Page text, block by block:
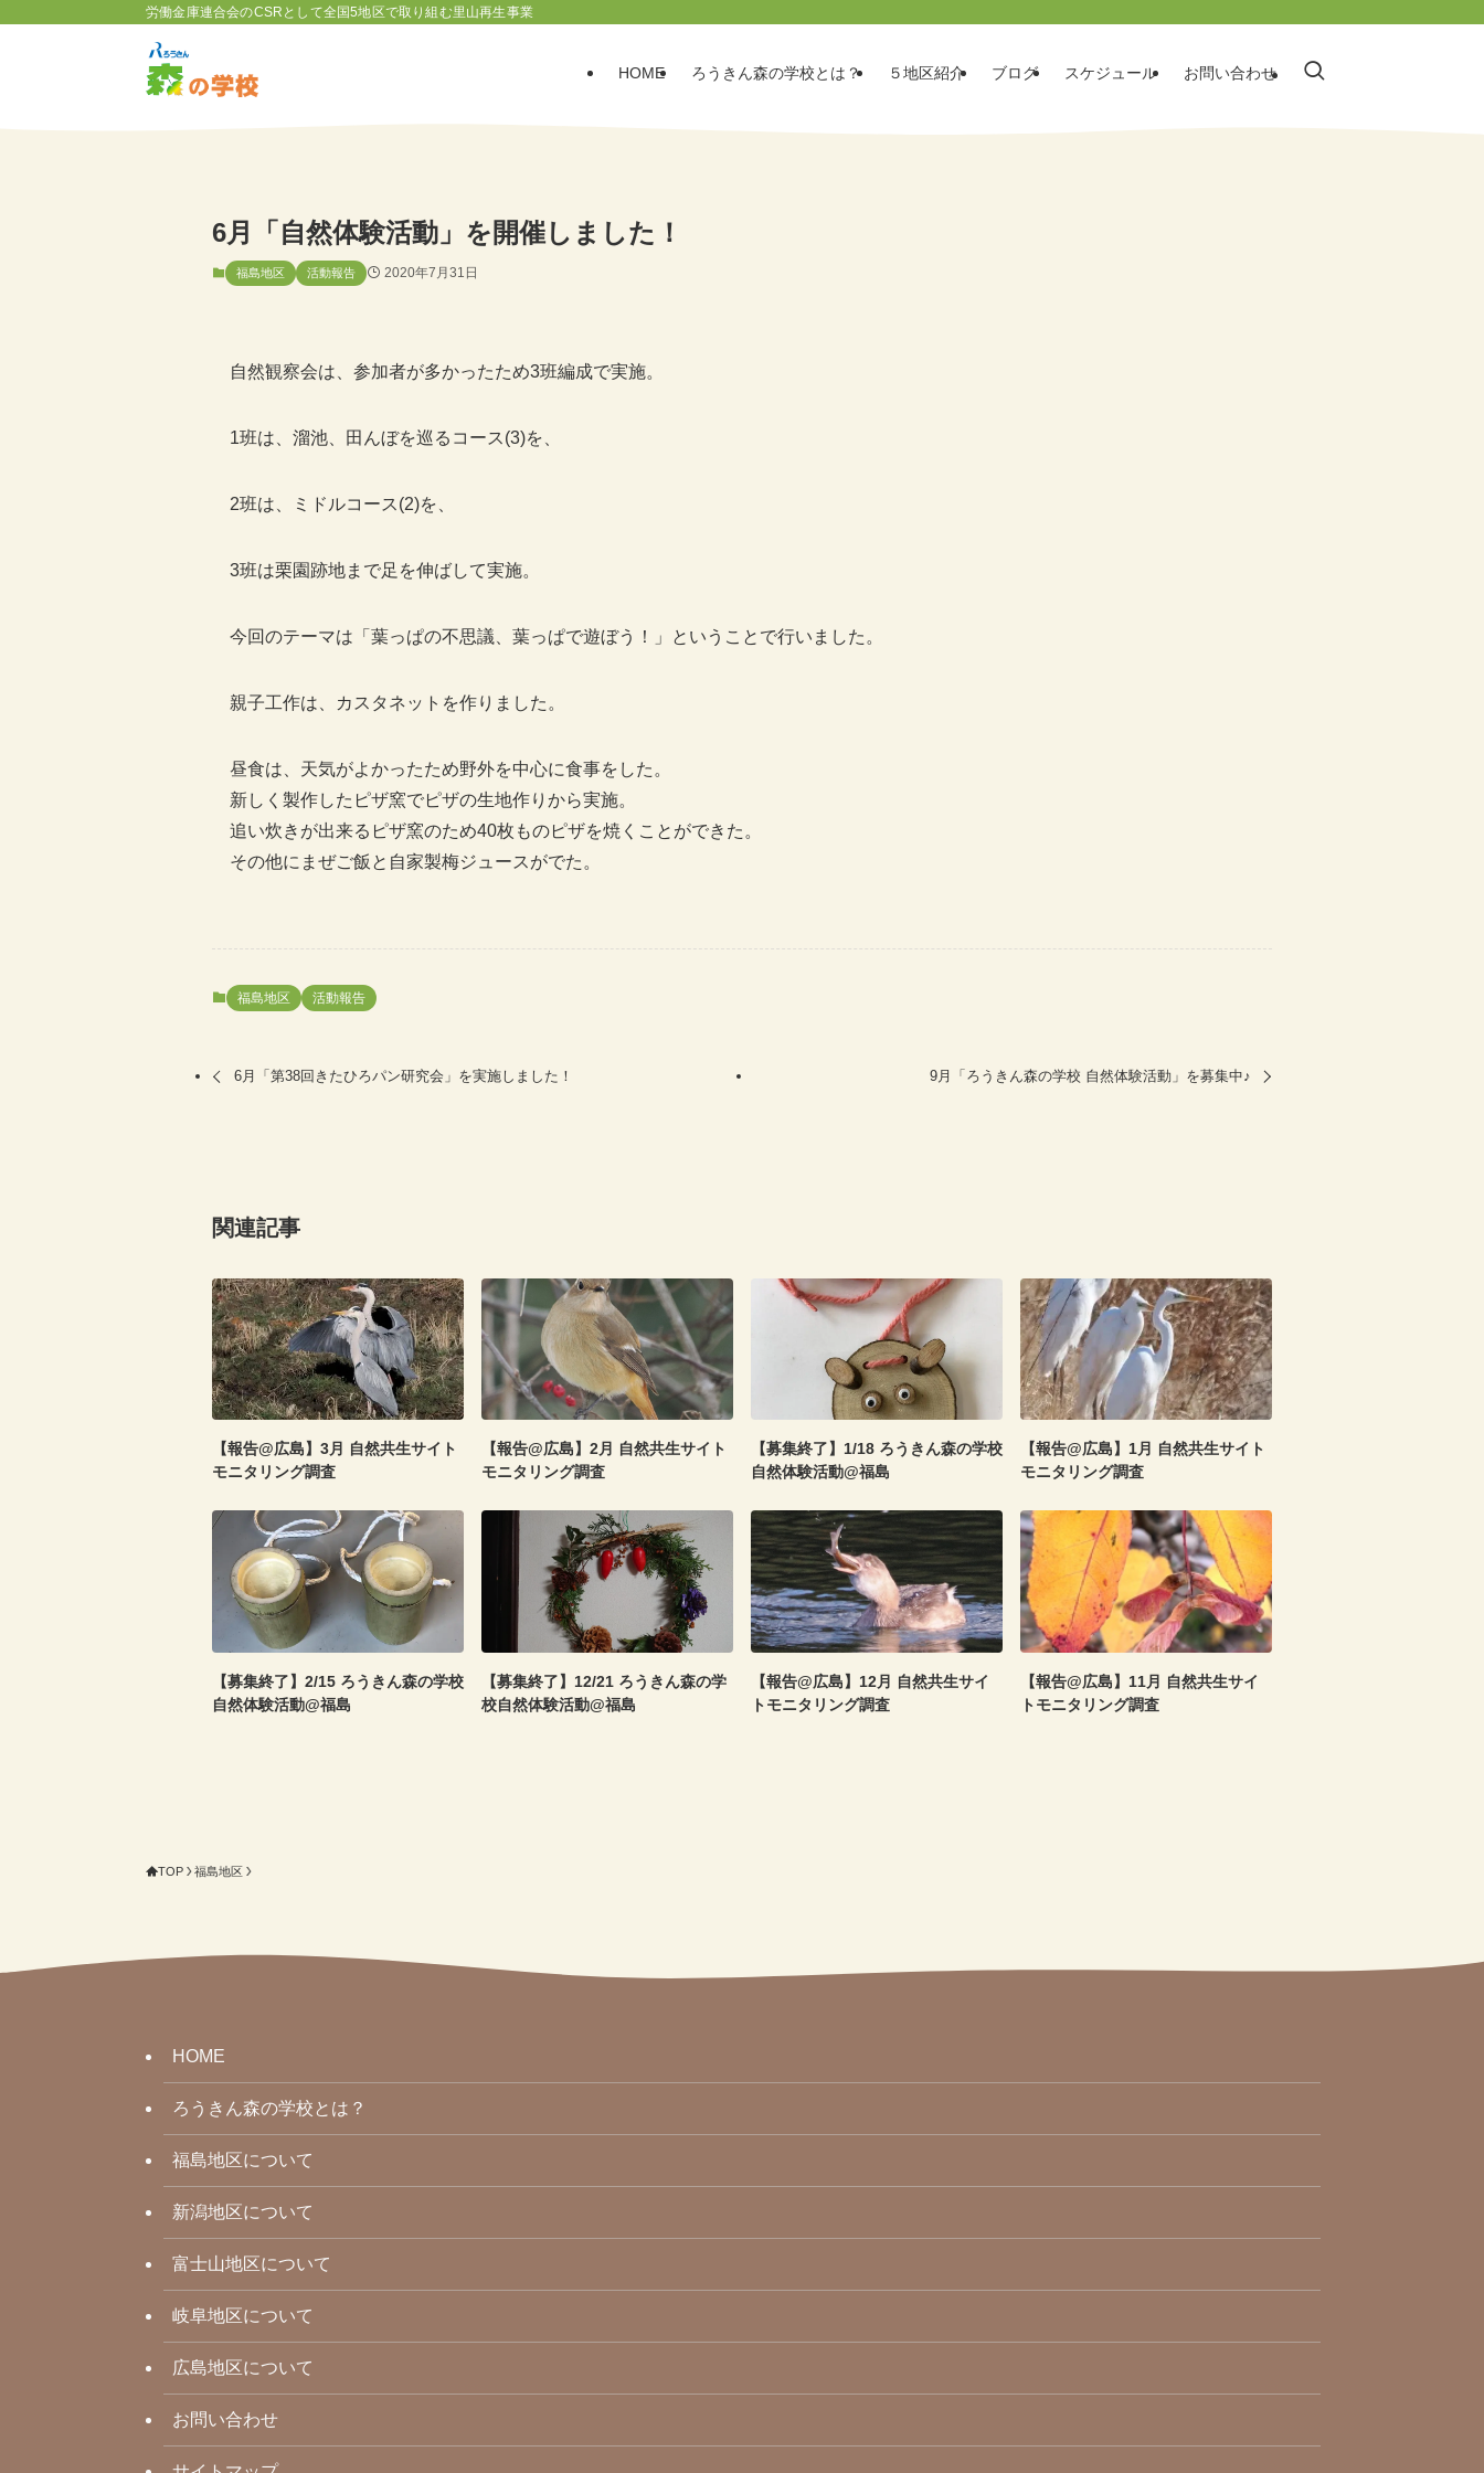
労働金庫連合会のCSRとして全国5地区で取り組む里山再生事業
HOME ろうきん森の学校とは？ ５地区紹介 ブログ スケジュール お問い合わせ
6月「自然体験活動」を開催しました！
福島地区 活動報告 2020年7月31日
自然観察会は、参加者が多かったため3班編成で実施。
1班は、溜池、田んぼを巡るコース(3)を、
2班は、ミドルコース(2)を、
3班は栗園跡地まで足を伸ばして実施。
今回のテーマは「葉っぱの不思議、葉っぱで遊ぼう！」ということで行いました。
親子工作は、カスタネットを作りました。
昼食は、天気がよかったため野外を中心に食事をした。
新しく製作したピザ窯でピザの生地作りから実施。
追い炊きが出来るピザ窯のため40枚ものピザを焼くことができた。
その他にまぜご飯と自家製梅ジュースがでた。
福島地区 活動報告
6月「第38回きたひろパン研究会」を実施しました！ 9月「ろうきん森の学校 自然体験活動」を募集中♪
関連記事
【報告@広島】3月 自然共生サイト
モニタリング調査
【報告@広島】2月 自然共生サイト
モニタリング調査
【募集終了】1/18 ろうきん森の学校
自然体験活動@福島
【報告@広島】1月 自然共生サイト
モニタリング調査
【募集終了】2/15 ろうきん森の学校
自然体験活動@福島
【募集終了】12/21 ろうきん森の学
校自然体験活動@福島
【報告@広島】12月 自然共生サイ
トモニタリング調査
【報告@広島】11月 自然共生サイ
トモニタリング調査
TOP 福島地区
HOME
ろうきん森の学校とは？
福島地区について
新潟地区について
富士山地区について
岐阜地区について
広島地区について
お問い合わせ